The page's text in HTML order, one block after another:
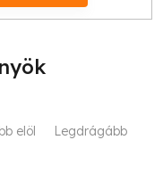
elöl Legdrágább